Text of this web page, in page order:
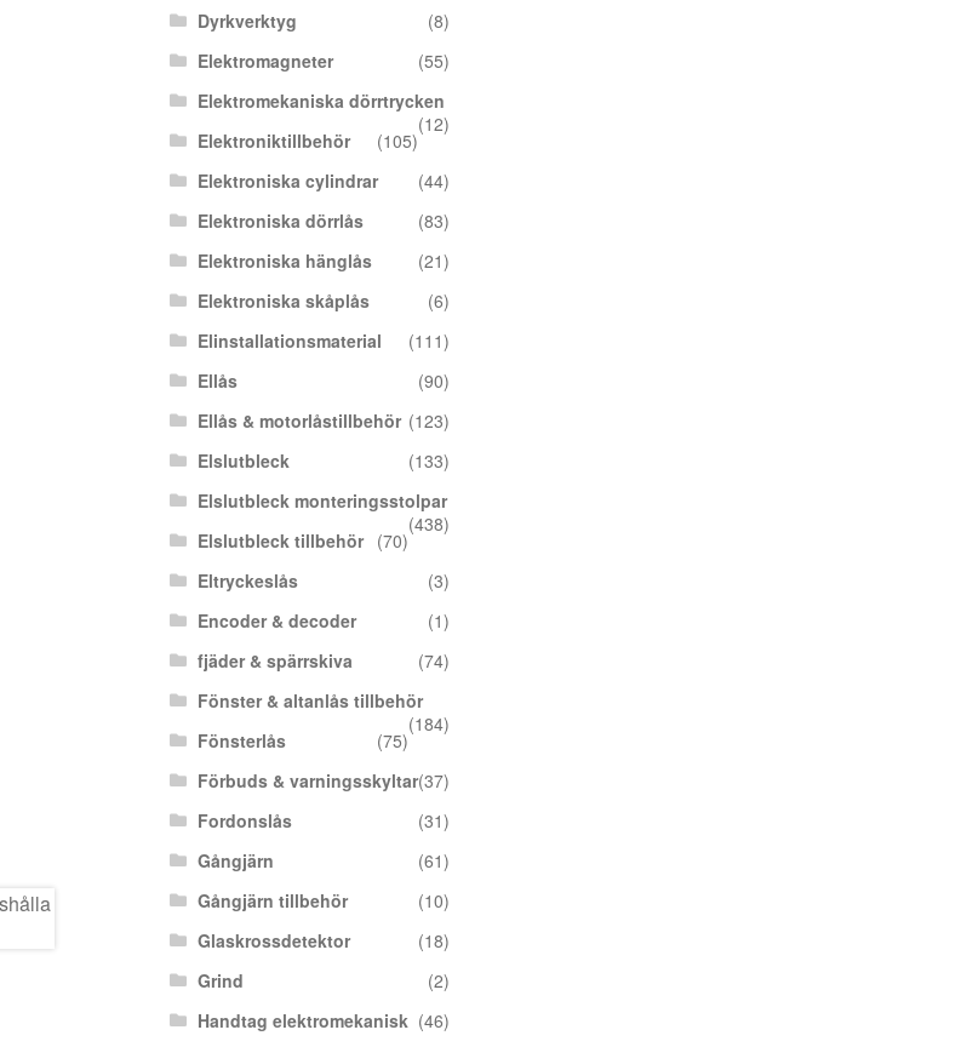
Dyrkverktyg
(8)
Elektromagneter
(55)
Elektromekaniska dörrtrycken
(12)
Elektroniktillbehör
(105)
Elektroniska cylindrar
(44)
Elektroniska dörrlås
(83)
Elektroniska hänglås
(21)
Elektroniska skåplås
(6)
Elinstallationsmaterial
(111)
Ellås
(90)
Ellås & motorlåstillbehör (123)
Elslutbleck
(133)
Elslutbleck monteringsstolpar
(438)
Elslutbleck tillbehör
(70)
Eltryckeslås
(3)
Encoder & decoder
(1)
fjäder & spärrskiva
(74)
Fönster & altanlås tillbehör
(184)
Fönsterlås
(75)
Förbuds & varningsskyltar(37)
Fordonslås
(31)
Gångjärn
(61)
Gångjärn tillbehör
(10)
Glaskrossdetektor
(18)
Grind
(2)
Handtag elektromekanisk (46)